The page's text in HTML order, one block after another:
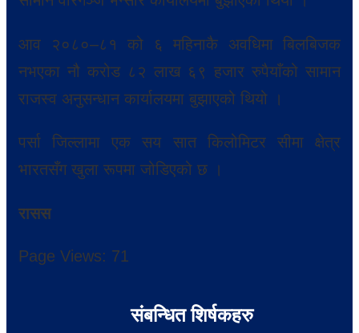
आव २०८०–८१ को ६ महिनाकै अवधिमा बिलबिजक
नभएका नौ करोड ८२ लाख ६९ हजार रुपैयाँको सामान
राजस्व अनुसन्धान कार्यालयमा बुझाएको थियो ।
पर्सा जिल्लामा एक सय सात किलोमिटर सीमा क्षेत्र
भारतसँग खुला रूपमा जोडिएको छ ।
रासस
Page Views: 71
संबन्धित शिर्षकहरु